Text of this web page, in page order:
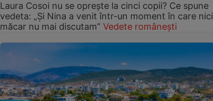
Laura Cosoi nu se oprește la cinci copii? Ce spune
vedeta: „Și Nina a venit într-un moment în care nici
măcar nu mai discutam” Vedete românești